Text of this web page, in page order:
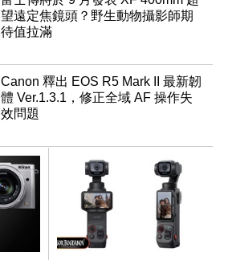
望遠定焦鏡頭？野生動物攝影師期
待值拉滿
Canon 釋出 EOS R5 Mark II 最新韌
體 Ver.1.3.1，修正全域 AF 操作失
效問題